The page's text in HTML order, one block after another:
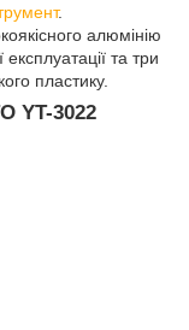
.
алюмінію
та три
пластику.
YT-3022